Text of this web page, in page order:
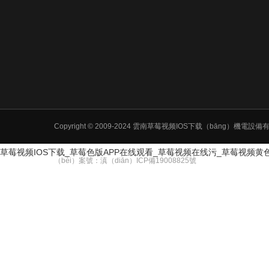
Copyright © 2009-2024 雲南草莓视频IOS下载（bāng）機電設
（bèi）案號： 滇（diān）ICP備19008825號
草莓视频IOS下载_草莓色版APP在线观看_草莓视频在线污_草莓视频黄